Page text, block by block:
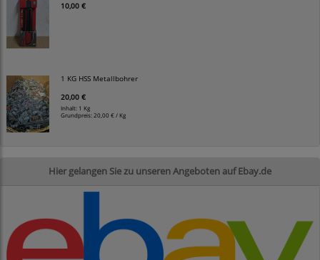
10,00 €
1 KG HSS Metallbohrer
20,00 €
Inhalt: 1 Kg
Grundpreis: 20,00 € / Kg
Hier gelangen Sie zu unseren Angeboten auf Ebay.de